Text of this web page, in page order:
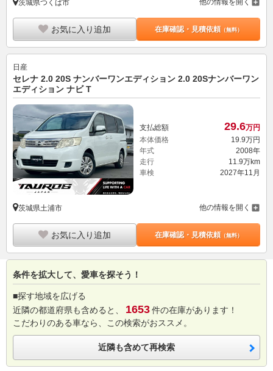
茨城県つくば市
お気に入り追加 在庫確認・見積依頼（無料）
日産
セレナ 2.0 20S ナンバーワンエディション 2.0 20Sナンバーワン
エディション ナビ T
支払総額 29.6万円
本体価格
19.9万円
年式
2008年
走行
11.9万km
車検
2027年11月
茨城県土浦市 他の情報を開く
お気に入り追加 在庫確認・見積依頼（無料）
条件を拡大して、愛車を探そう！
■探す地域を広げる
近隣の都道府県も含めると、
1653件の在庫があります！
こだわりのある車なら、この検索がおススメ。
近隣も含めて再検索